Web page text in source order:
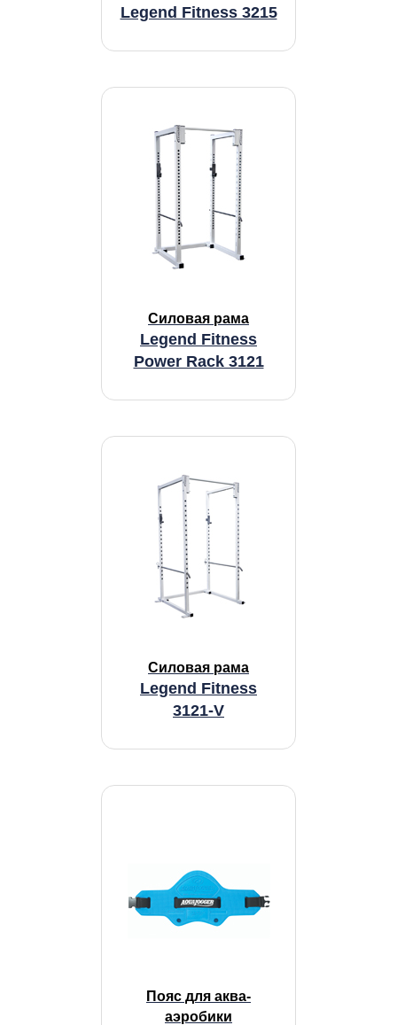
Legend Fitness 3215
Силовая рама
Legend Fitness
Power Rack 3121
Силовая рама
Legend Fitness
3121-V
Пояс для аква-
аэробики